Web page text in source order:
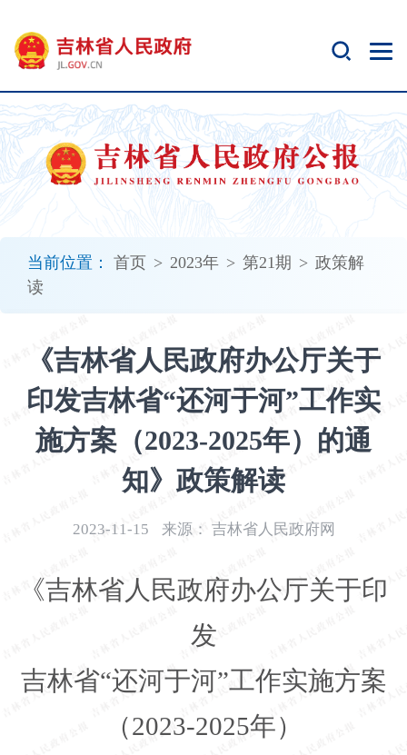
当前位置： 首页 > 2023年 > 第21期 > 政策解
读
《吉林省人民政府办公厅关于
印发吉林省“还河于河”工作实
施方案（2023-2025年）的通
知》政策解读
2023-11-15 来源： 吉林省人民政府网
《吉林省人民政府办公厅关于印
发
吉林省“还河于河”工作实施方案
（2023-2025年）
开
无
障
碍
说
明
加